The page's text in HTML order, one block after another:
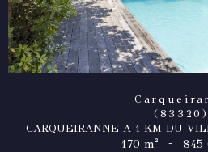
(83320)
CARQUEIRANNE A 1 KM DU
170 m² - 845